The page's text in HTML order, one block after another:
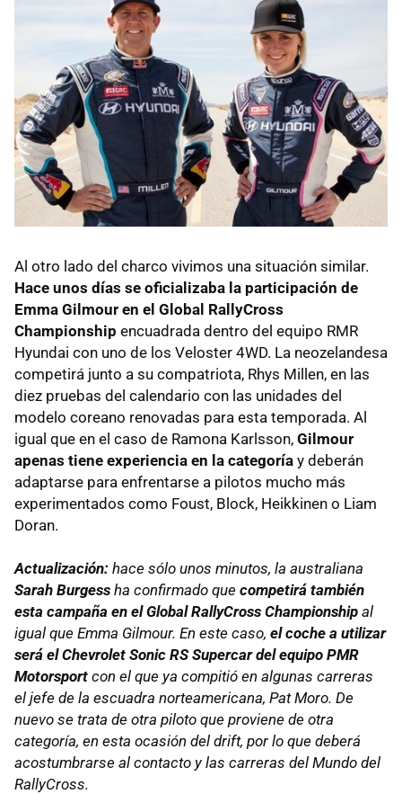
Al otro lado del charco vivimos una situación similar.
Hace unos días se oficializaba la participación de
Emma Gilmour en el Global RallyCross
Championship encuadrada dentro del equipo RMR
Hyundai con uno de los Veloster 4WD. La neozelandesa
competirá junto a su compatriota, Rhys Millen, en las
diez pruebas del calendario con las unidades del
modelo coreano renovadas para esta temporada. Al
igual que en el caso de Ramona Karlsson, Gilmour
apenas tiene experiencia en la categoría y deberán
adaptarse para enfrentarse a pilotos mucho más
experimentados como Foust, Block, Heikkinen o Liam
Doran.
Actualización: hace sólo unos minutos, la australiana
Sarah Burgess ha confirmado que competirá también
esta campaña en el Global RallyCross Championship al
igual que Emma Gilmour. En este caso, el coche a utilizar
será el Chevrolet Sonic RS Supercar del equipo PMR
Motorsport con el que ya compitió en algunas carreras
el jefe de la escuadra norteamericana, Pat Moro. De
nuevo se trata de otra piloto que proviene de otra
categoría, en esta ocasión del drift, por lo que deberá
acostumbrarse al contacto y las carreras del Mundo del
RallyCross.